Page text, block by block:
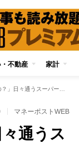
不動産 家計
「こんなに値上がりしてるの？」日々通うスーパーで実感する物価高騰 家計防衛のためには“店ごとに異なる価格”を把握してハシゴすべし
マネーポストWEB
通うス